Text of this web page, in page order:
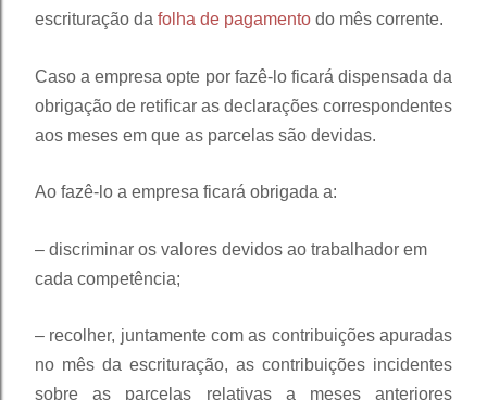
escrituração da folha de pagamento do mês corrente.
Caso a empresa opte por fazê-lo ficará dispensada da
obrigação de retificar as declarações correspondentes
aos meses em que as parcelas são devidas.
Ao fazê-lo a empresa ficará obrigada a:
– discriminar os valores devidos ao trabalhador em
cada competência;
– recolher, juntamente com as contribuições apuradas
no mês da escrituração, as contribuições incidentes
sobre as parcelas relativas a meses anteriores